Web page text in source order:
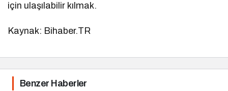
için ulaşılabilir kılmak.
Kaynak: Bihaber.TR
Benzer Haberler